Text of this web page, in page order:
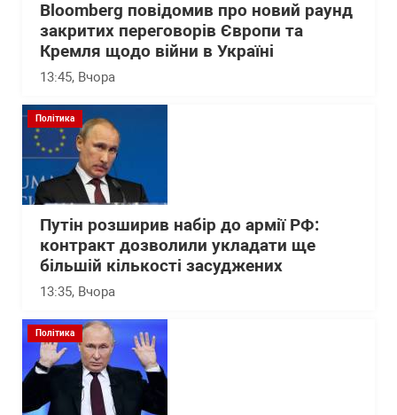
Bloomberg повідомив про новий раунд
закритих переговорів Європи та
Кремля щодо війни в Україні
13:45, Вчора
Політика
Путін розширив набір до армії РФ:
контракт дозволили укладати ще
більшій кількості засуджених
13:35, Вчора
Політика